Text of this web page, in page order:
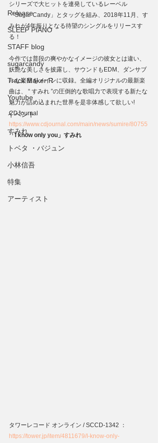
Release
SLEEP PIANO
STAFF blog
sugarcandy
Track Maker R
Youtube
イベント
すみれ
トベタ ・バジュン
小林信吾
特集
アーティスト
シリーズで大ヒットを連発しているレーベル
「Sugar Candy」とタッグを組み、2018年11月、す
みれが4年振りとなる待望のシングルをリリースす
る！
今作では普段の爽やかなイメージの彼女とは違い、
妖艶な美しさを披露し、サウンドもEDM、ダンサブ
ルな楽曲をメインに収録。全編オリジナルの最新楽
曲は、 “ すみれ ”の圧倒的な歌唱力で表現する新たな
魅力が詰め込まれた世界を是非体感して欲しい!
CDJournal
https://www.cdjournal.com/main/news/sumire/80755
「I know only you」すみれ
タワーレコード オンライン / SCCD-1342 ：
https://tower.jp/item/4811679/I-know-only-